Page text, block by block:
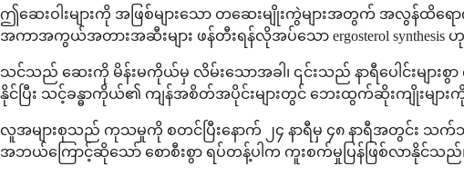
ဤဆေးဝါးများကို အဖြစ်များသော တဆေးမျိုးကွဲများအတွက် အလွ
အကာအကွယ်အတားအဆီးများ ဖန်တီးရန်လိုအပ်သော ergosterol
သင်သည် ဆေးကို မိန်းမကိုယ်မှ လိမ်းသောအခါ၊ ၎င်းသည် နာရီပေါင်း
နိုင်ပြီး သင့်ခန္ဓာကိုယ်၏ ကျန်အစိတ်အပိုင်းများတွင် ဘေးထွက်ဆိုးကျိုးများ
လူအများစုသည် ကုသမှုကို စတင်ပြီးနောက် ၂၄ နာရီမှ ၄၈ နာရီအတွင်း
အဘယ်ကြောင့်ဆိုသော် စောစီးစွာ ရပ်တန့်ပါက ကူးစက်မှုပြန်ဖြစ်လာနိုင်သည်